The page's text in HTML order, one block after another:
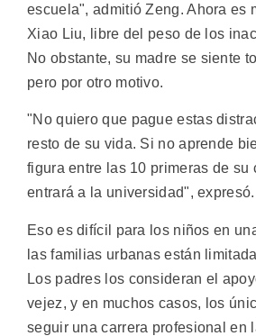
escuela", admitió Zeng. Ahora es
Xiao Liu, libre del peso de los
No obstante, su madre se siente
pero por otro motivo.
"No quiero que pague estas
resto de su vida. Si no aprende
figura entre las 10 primeras de su
entrará a la universidad", expresó.
Eso es difícil para los niños en
las familias urbanas están
Los padres los consideran el
vejez, y en muchos casos, los
seguir una carrera profesional en